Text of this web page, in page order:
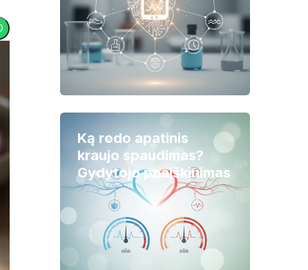
Ką rodo apatinis
kraujo spaudimas?
Gydytojo paaiškinimas